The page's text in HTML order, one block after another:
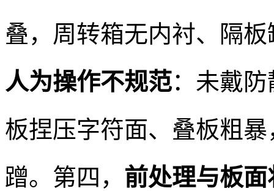
叠，周转箱无内衬、隔
人为操作不规范：未戴
板捏压字符面、叠板粗
蹭。第四， 前处理与板面